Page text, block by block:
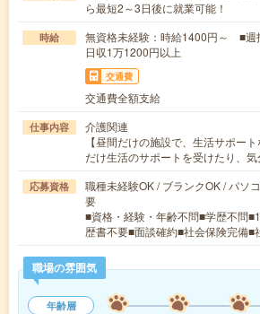
ら最短2～3日後に就業可能！
時給
無資格未経験：時給1400円～ ■
日収1万1200円以上
交通費
交通費全額支給
仕事内容
介護関連
【昼間だけの施設で、生活サポー
だけ生活のサポートを受けたり、
応募資格
職種未経験OK / ブランクOK / パソ
要
■資格・経験・年齢不問■学歴不問
歴書不要■面談確約■社会保険完備
職場の雰囲気
年齢層